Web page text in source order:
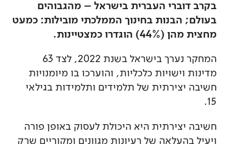
בקרב דוברי העברית בישראל – מהגבוהים
בעולם; הבנות בחינוך הממלכתי מובילות: כמעט
מחצית מהן (44%) הוגדרו כמצטיינות.
המחקר נערך בישראל בשנת 2022, לצד 63
מדינות וישויות כלכליות, והוערכו בו מיומנויות
חשיבה יצירתית של תלמידים ותלמידות בגילאי
15.
חשיבה יצירתית היא היכולת לעסוק באופן פורה
ויעיל בהעלאה של רעיונות מגוונים ומקוריים שרק